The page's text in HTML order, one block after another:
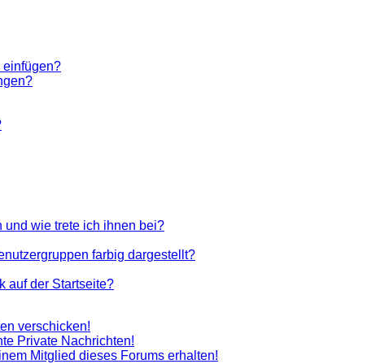
einfügen?
und wie trete ich ihnen bei?
farbig dargestellt?
auf der Startseite?
verschicken!
Private Nachrichten!
Mitglied dieses Forums erhalten!